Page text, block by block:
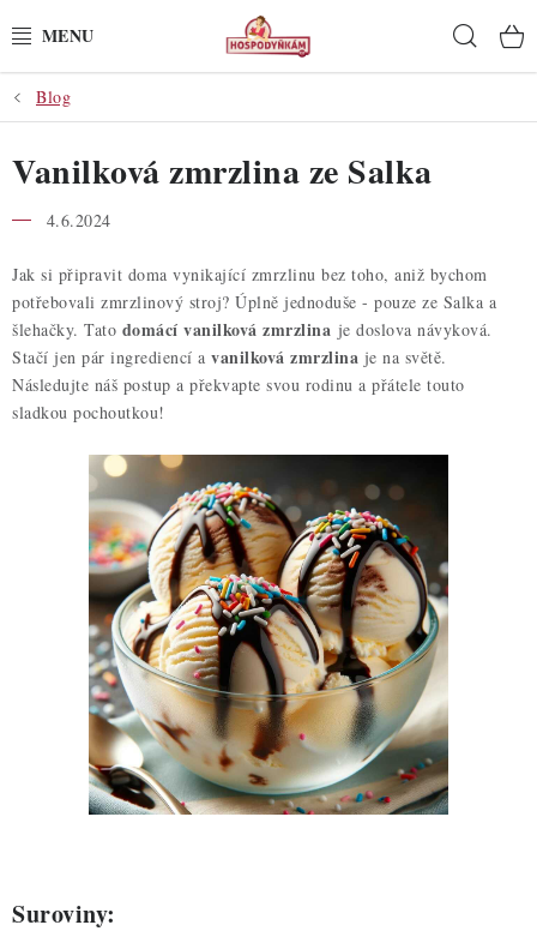
na
POTŘEBY
POMŮCKY
SUROVINY
DEKORACE
PRO OSLAVY
DO KUCHYNĚ
POCHUTINY
ZDRAVÉ PEČENÍ
DÁRKOVÉ POUKAZY
TÉMATICKÉ PRODUKTY
PROFI BALENÍ
NOVÉ ZBOŽÍ
Nepřevzetí zásilky na dobírku
Blog
Vanilková zmrzlina ze Salka
4.6.2024
Jak si připravit doma vynikající zmrzlinu bez toho, aniž bychom
potřebovali zmrzlinový stroj? Úplně jednoduše - pouze ze Salka a
šlehačky. Tato domácí vanilková zmrzlina je doslova návyková.
Stačí jen pár ingrediencí a vanilková zmrzlina je na světě.
Následujte náš postup a překvapte svou rodinu a přátele touto
sladkou pochoutkou!
Suroviny: